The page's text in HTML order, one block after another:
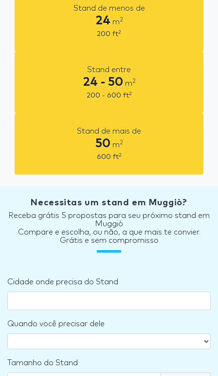
Stand de menos de
24 m2
200 ft2
Stand entre
24 - 50 m2
200 - 600 ft2
Stand de mais de
50 m2
600 ft2
Necessitas um stand em Muggiò?
Receba grátis 5 propostas para seu próximo stand em
Muggiò
Compare e escolha, ou não, a que mais te convier.
Grátis e sem compromisso
Cidade onde precisa do Stand
Quando você precisar dele
Tamanho do Stand